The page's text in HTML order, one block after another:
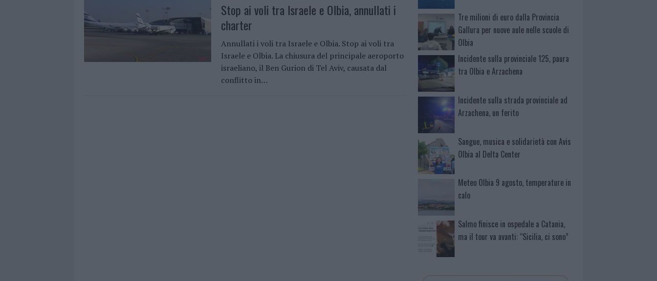
Stop ai voli tra Israele e Olbia, annullati i
charter
Annullati i voli tra Israele e Olbia. Stop ai voli tra
Israele e Olbia. La chiusura del principale aeroporto
israeliano, il Ben Gurion di Tel Aviv, causata dal
conflitto in…
Tre milioni di euro dalla Provincia
Gallura per nuove aule nelle scuole di
Olbia
Incidente sulla provinciale 125, paura
tra Olbia e Arzachena
Incidente sulla strada provinciale ad
Arzachena, un ferito
Sangue, musica e solidarietà con Avis
Olbia al Delta Center
Meteo Olbia 9 agosto, temperature in
calo
Salmo finisce in ospedale a Catania,
ma il tour va avanti: “Sicilia, ci sono”